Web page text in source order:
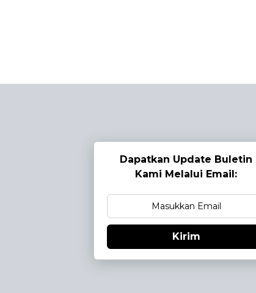
Dapatkan Update Buletin
Kami Melalui Email:
Kirim